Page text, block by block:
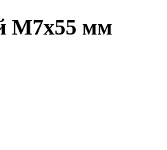
M7x55 мм